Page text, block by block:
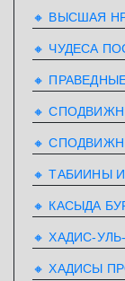
🔸 ВЫСШАЯ
🔸 ЧУДЕСА
🔸
🔸
🔸
🔸 ТАБИИНЫ
🔸 КАСЫДА
🔸 ХАДИС-
🔸 ХАДИСЫ